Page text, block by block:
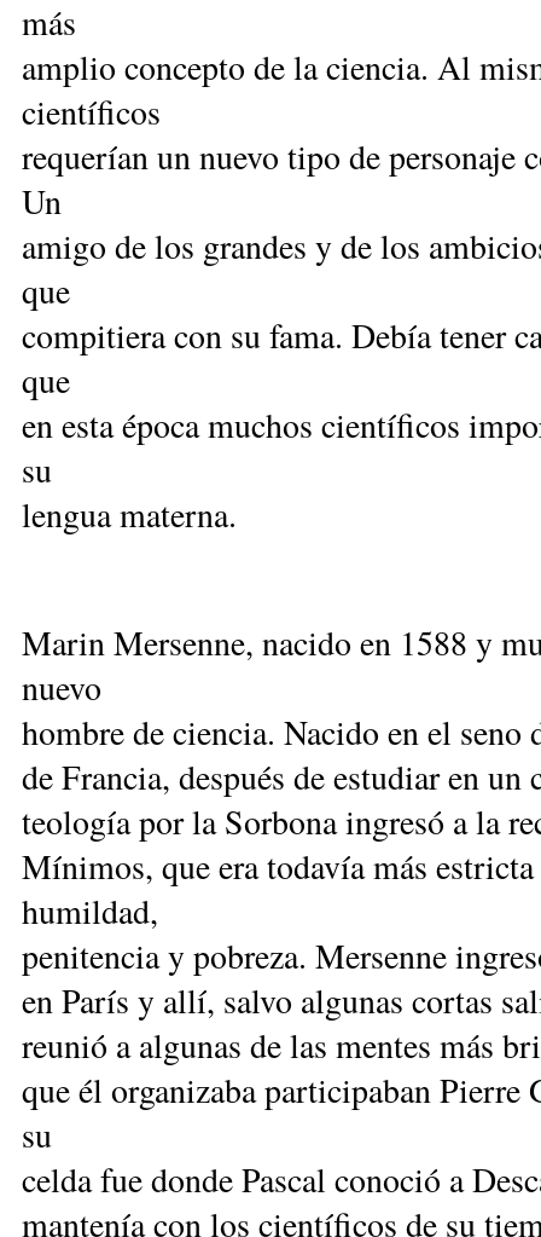
más
amplio concepto de la ciencia. Al
científicos
requerían un nuevo tipo de personaje
Un
amigo de los grandes y de los
que
compitiera con su fama. Debía tener
que
en esta época muchos científicos
su
lengua materna.
Marin Mersenne, nacido en 1588 y
nuevo
hombre de ciencia. Nacido en el
de Francia, después de estudiar en
teología por la Sorbona ingresó a la
Mínimos, que era todavía más
humildad,
penitencia y pobreza. Mersenne
en París y allí, salvo algunas cortas
reunió a algunas de las mentes más
que él organizaba participaban Pierre
su
celda fue donde Pascal conoció a
mantenía con los científicos de su